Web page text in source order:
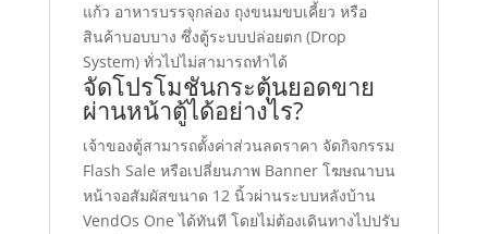
แก้ว อาหารบรรจุกล่อง ถุงขนมขบเคี้ยว หรือ
สินค้าบอบบาง ซึ่งตู้ระบบปล่อยตก (Drop
System) ทั่วไปไม่สามารถทำได้
จัดโปรโมชันกระตุ้นยอดขาย
ผ่านหน้าตู้ได้อย่างไร?
เจ้าของตู้สามารถตั้งค่าส่วนลดราคา จัดกิจกรรม
Flash Sale หรือเปลี่ยนภาพ Banner โฆษณาบน
หน้าจอสัมผัสขนาด 12 นิ้วผ่านระบบหลังบ้าน
VendOs One ได้ทันที โดยไม่ต้องเดินทางไปปรับ